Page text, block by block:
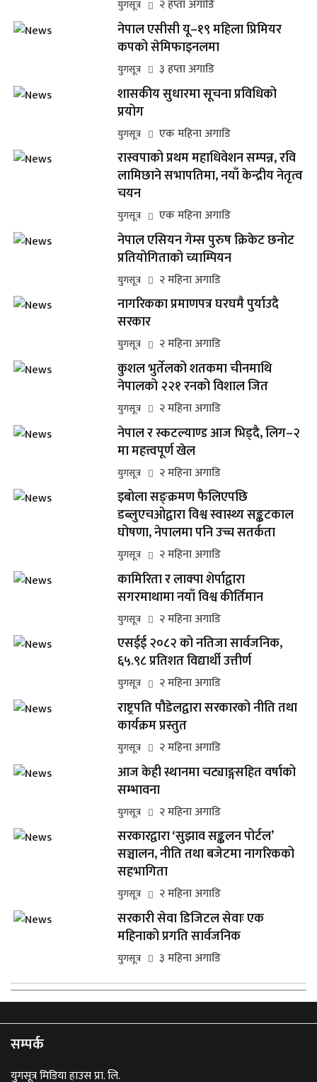
युगसूत्र २ हप्ता अगाडि
नेपाल एसीसी यू–१९ महिला प्रिमियर
कपको सेमिफाइनलमा
युगसूत्र ३ हप्ता अगाडि
शासकीय सुधारमा सूचना प्रविधिको
प्रयोग
युगसूत्र एक महिना अगाडि
रास्वपाको प्रथम महाधिवेशन सम्पन्न, रवि
लामिछाने सभापतिमा, नयाँ केन्द्रीय नेतृत्व
चयन
युगसूत्र एक महिना अगाडि
नेपाल एसियन गेम्स पुरुष क्रिकेट छनोट
प्रतियोगिताको च्याम्पियन
युगसूत्र २ महिना अगाडि
नागरिकका प्रमाणपत्र घरघमै पुर्याउदै
सरकार
युगसूत्र २ महिना अगाडि
कुशल भुर्तेलको शतकमा चीनमाथि
नेपालको २२१ रनको विशाल जित
युगसूत्र २ महिना अगाडि
नेपाल र स्कटल्याण्ड आज भिड्दै, लिग–२
मा महत्त्वपूर्ण खेल
युगसूत्र २ महिना अगाडि
इबोला सङ्क्रमण फैलिएपछि
डब्लुएचओद्वारा विश्व स्वास्थ्य सङ्कटकाल
घोषणा, नेपालमा पनि उच्च सतर्कता
युगसूत्र २ महिना अगाडि
कामिरिता र लाक्पा शेर्पाद्वारा
सगरमाथामा नयाँ विश्व कीर्तिमान
युगसूत्र २ महिना अगाडि
एसईई २०८२ को नतिजा सार्वजनिक,
६५.९८ प्रतिशत विद्यार्थी उत्तीर्ण
युगसूत्र २ महिना अगाडि
राष्ट्रपति पौडेलद्वारा सरकारको नीति तथा
कार्यक्रम प्रस्तुत
युगसूत्र २ महिना अगाडि
आज केही स्थानमा चट्याङ्गसहित वर्षाको
सम्भावना
युगसूत्र २ महिना अगाडि
सरकारद्वारा ‘सुझाव सङ्कलन पोर्टल’
सञ्चालन, नीति तथा बजेटमा नागरिकको
सहभागिता
युगसूत्र २ महिना अगाडि
सरकारी सेवा डिजिटल सेवाः एक
महिनाको प्रगति सार्वजनिक
युगसूत्र ३ महिना अगाडि
सम्पर्क
युगसूत्र मिडिया हाउस प्रा. लि.